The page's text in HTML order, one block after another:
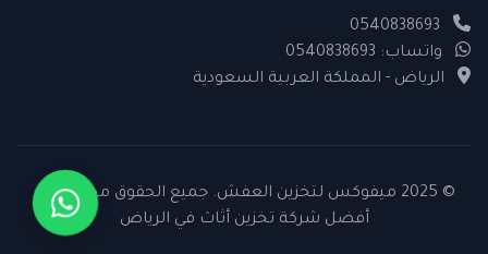
واتساب: 0540838693
الرياض - المملكة العربية السعودية
© 2025 ميفوكس لتخزين العفش. جميع الحقوق محفوظة –
أفضل شركة تخزين أثاث في الرياض